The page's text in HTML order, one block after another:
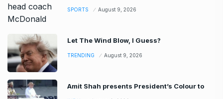
SPORTS August 9, 2026
Let The Wind Blow, I Guess?
TRENDING August 9, 2026
Amit Shah presents President’s Colour to